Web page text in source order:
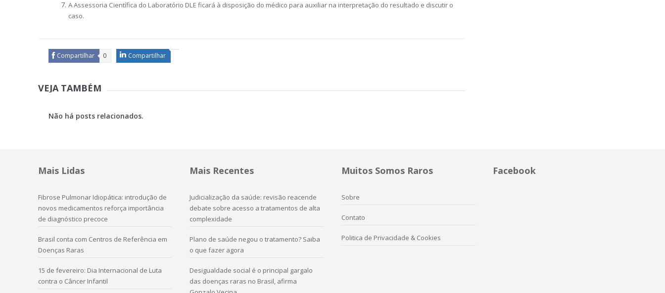
A Assessoria Científica do Laboratório DLE ficará à disposição do médico para auxiliar na interpretação do resultado e discutir o
caso.
Compartilhar 0 Compartilhar
VEJA TAMBÉM
Não há posts relacionados.
Mais Lidas
Fibrose Pulmonar Idiopática: introdução de
novos medicamentos reforça importância
de diagnóstico precoce
Brasil conta com Centros de Referência em
Doenças Raras
15 de fevereiro: Dia Internacional de Luta
contra o Câncer Infantil
Mais Recentes
Judicialização da saúde: revisão reacende
debate sobre acesso a tratamentos de alta
complexidade
Plano de saúde negou o tratamento? Saiba
o que fazer agora
Desigualdade social é o principal gargalo
das doenças raras no Brasil, afirma
Muitos Somos Raros
Sobre
Contato
Politica de Privacidade & Cookies
Facebook